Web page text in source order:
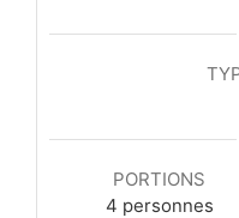
PORTIONS
4 personnes